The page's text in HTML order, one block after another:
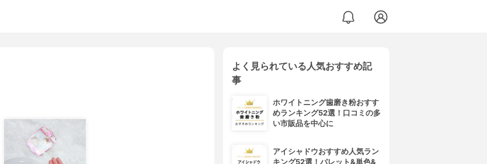
よく見られている人気おすすめ記
事
ホワイトニング歯磨き粉おすす
めランキング52選！口コミの多
い市販品を中心に
アイシャドウおすすめ人気ラン
キング52選！パレット&単色&